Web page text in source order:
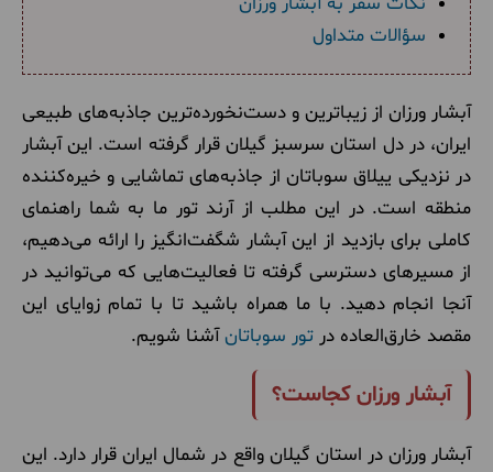
سؤالات متداول
آبشار ورزان از زیباترین و دست‌نخورده‌ترین جاذبه‌های طبیعی
ایران، در دل استان سرسبز گیلان قرار گرفته است. این آبشار
در نزدیکی ییلاق سوباتان از جاذبه‌های تماشایی و خیره‌کننده
منطقه است. در این مطلب از آرند تور ما به شما راهنمای
کاملی برای بازدید از این آبشار شگفت‌انگیز را ارائه می‌دهیم،
از مسیرهای دسترسی گرفته تا فعالیت‌هایی که می‌توانید در
آنجا انجام دهید. با ما همراه باشید تا با تمام زوایای این
مقصد خارق‌العاده در تور سوباتان آشنا شویم.
آبشار ورزان کجاست؟
آبشار ورزان در استان گیلان واقع در شمال ایران قرار دارد. این